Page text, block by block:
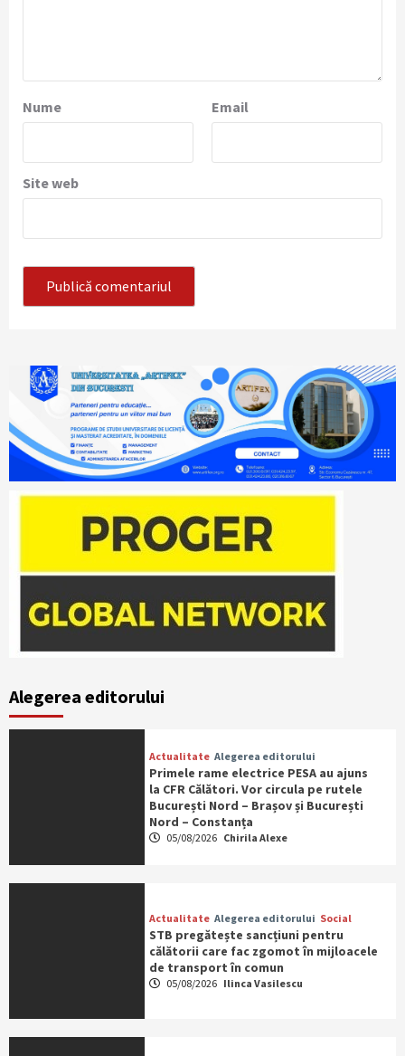
Nume Email
Site web
Alegerea editorului
Actualitate Alegerea editorului
Primele rame electrice PESA au ajuns
la CFR Călători. Vor circula pe rutele
București Nord – Brașov și București
Nord – Constanța
05/08/2026 Chirila Alexe
Actualitate Alegerea editorului Social
STB pregătește sancțiuni pentru
călătorii care fac zgomot în mijloacele
de transport în comun
05/08/2026 Ilinca Vasilescu